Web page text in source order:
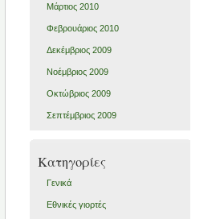
Μάρτιος 2010
Φεβρουάριος 2010
Δεκέμβριος 2009
Νοέμβριος 2009
Οκτώβριος 2009
Σεπτέμβριος 2009
Kατηγορίες
Γενικά
Εθνικές γιορτές